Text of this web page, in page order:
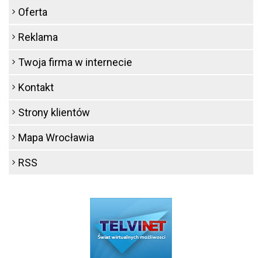
Oferta
Reklama
Twoja firma w internecie
Kontakt
Strony klientów
Mapa Wrocławia
RSS